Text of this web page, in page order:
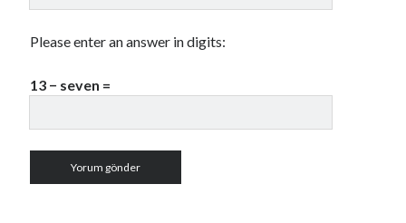
Please enter an answer in digits:
13 − seven =